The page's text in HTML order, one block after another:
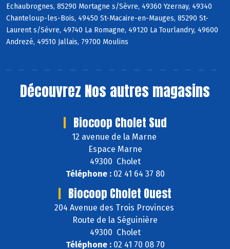
Echaubrognes, 85290 Mortagne s/Sèvre, 49360 Yzernay, 49340
Chanteloup-les-Bois, 49450 St-Macaire-en-Mauges, 85290 St-
Laurent s/Sèvre, 49740 La Romagne, 49120 La Tourlandry, 49600
Andrezé, 49510 Jallais, 79700 Moulins
Découvrez Nos autres magasins
Biocoop Cholet Sud
12 avenue de la Marne
Espace Marne
49300 Cholet
Téléphone :02 41 64 37 80
Biocoop Cholet Ouest
204 Avenue des Trois Provinces
Route de la Séguinière
49300 Cholet
Téléphone :02 41 70 08 70